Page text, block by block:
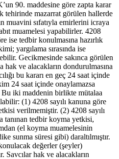
90. maddesine göre zapta karar
tehirinde mazarrat görülen hallerde
muavini sıfatıyla emirlerini icraya
muamelesi yapabilirler. 4208
ise tedbir konulmasına hazırlık
yargılama sırasında ise
Gecikmesinde sakınca görülen
hak ve alacakların dondurulmasına
bu kararı en geç 24 saat içinde
24 saat içinde onaylamazsa
Bu iki maddenin birlikte mütalaa
(1) 4208 sayılı kanuna göre
verilmemiştir. (2) 4208 sayılı
tanınan tedbir koyma yetkisi,
(el koyma muamelesinin
sunma süresi gibi) daraltılmıştır.
değerler (şeyler)
Savcılar hak ve alacakların